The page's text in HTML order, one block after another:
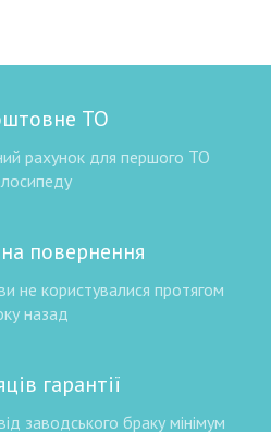
ТО
рахунок для першого ТО
повернення
не користувалися протягом
назад
гарантії
заводського браку мінімум